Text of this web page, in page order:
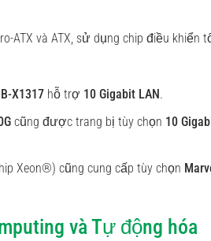
ATX và ATX, sử dụng chip điều khiển
X1317hỗ trợ 10 Gigabit LAN.
cũng được trang bị tùy chọn 10
Xeon®) cũng cung cấp tùy chọn
và Tự động hóa